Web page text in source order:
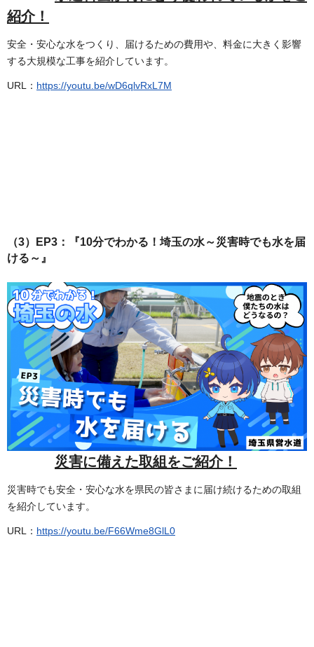
紹介！
安全・安心な水をつくり、届けるための費用や、料金に大きく影響
する大規模な工事を紹介しています。
URL： https://youtu.be/wD6qlvRxL7M
（3）EP3：『10分でわかる！埼玉の水～災害時でも水を届
ける～』
災害に備えた取組をご紹介！
災害時でも安全・安心な水を県民の皆さまに届け続けるための取組
を紹介しています。
URL： https://youtu.be/F66Wme8GlL0